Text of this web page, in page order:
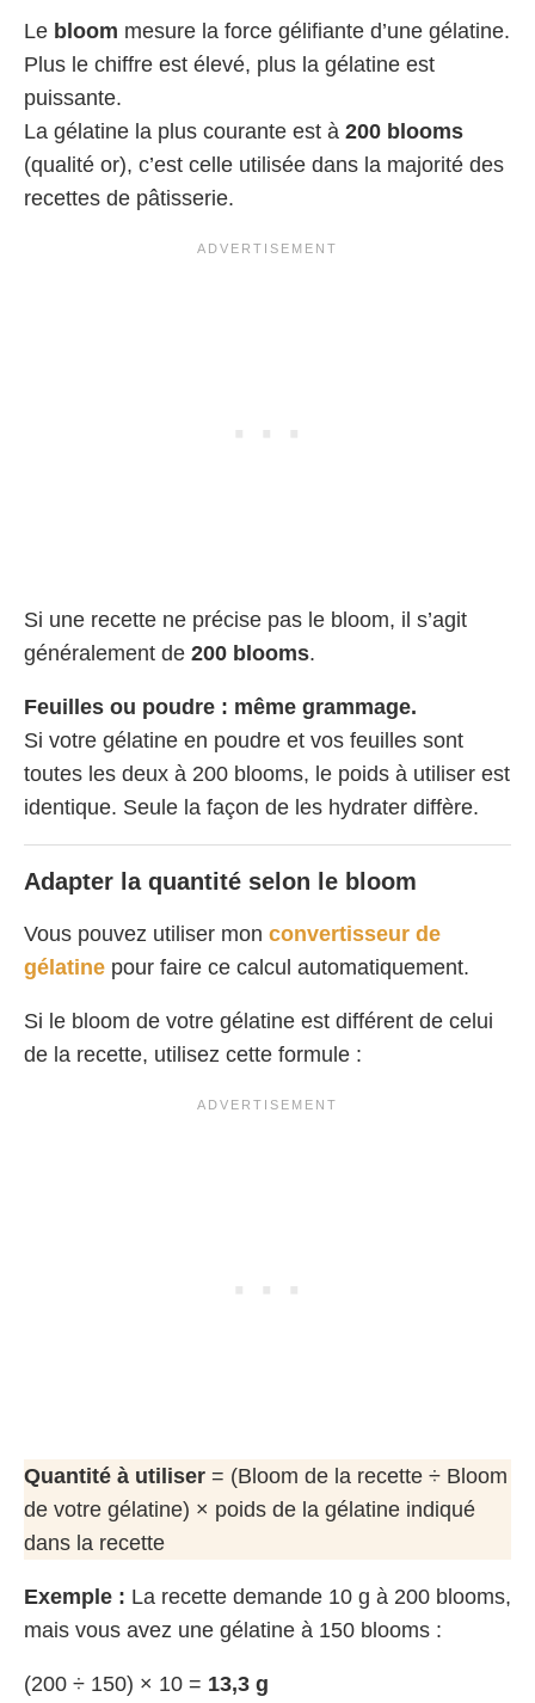
Le bloom mesure la force gélifiante d’une gélatine.
Plus le chiffre est élevé, plus la gélatine est
puissante.
La gélatine la plus courante est à 200 blooms
(qualité or), c’est celle utilisée dans la majorité des
recettes de pâtisserie.
Si une recette ne précise pas le bloom, il s’agit
généralement de 200 blooms.
Feuilles ou poudre : même grammage.
Si votre gélatine en poudre et vos feuilles sont
toutes les deux à 200 blooms, le poids à utiliser est
identique. Seule la façon de les hydrater diffère.
Adapter la quantité selon le bloom
Vous pouvez utiliser mon convertisseur de
gélatine pour faire ce calcul automatiquement.
Si le bloom de votre gélatine est différent de celui
de la recette, utilisez cette formule :
Quantité à utiliser = (Bloom de la recette ÷ Bloom
de votre gélatine) × poids de la gélatine indiqué
dans la recette
Exemple : La recette demande 10 g à 200 blooms,
mais vous avez une gélatine à 150 blooms :
(200 ÷ 150) × 10 = 13,3 g